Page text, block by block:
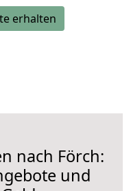
erhalten
nach Förch:
und